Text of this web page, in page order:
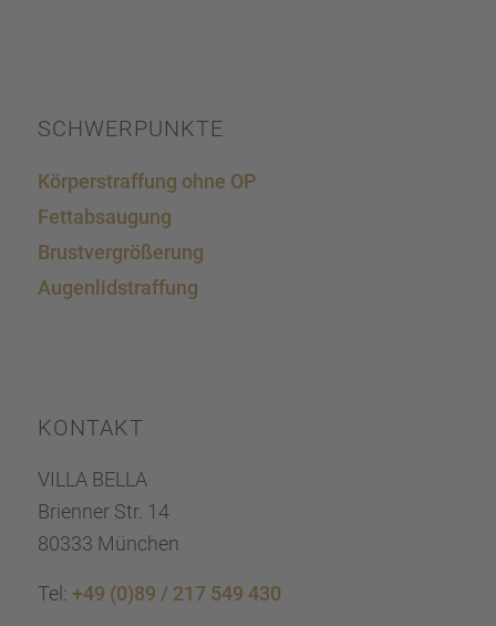
SCHWER­PUNKTE
Körper­straf­fung ohne OP
Fettab­sau­gung
Brust­ver­grö­ße­rung
Augen­lid­s­traf­fung
KONTAKT
VILLA BELLA
Brien­ner Str. 14
80333 München
Tel: +49 (0)89 / 217 549 430